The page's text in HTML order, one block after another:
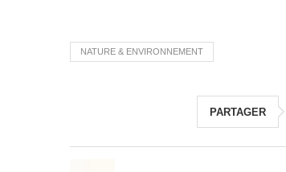
NATURE & ENVIRONNEMENT
PARTAGER